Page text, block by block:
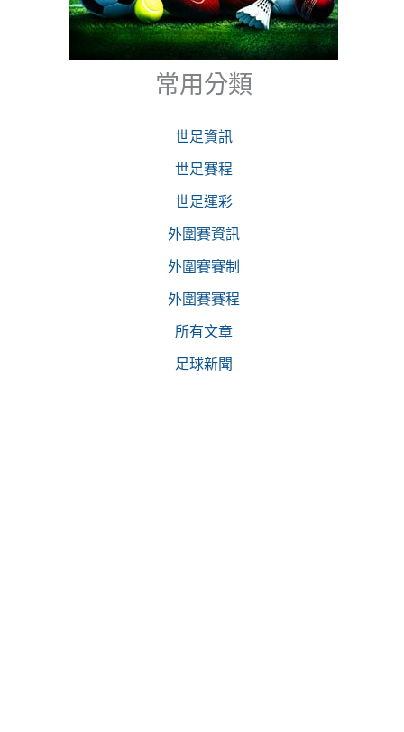
常用分類
世足資訊
世足賽程
世足運彩
外圍賽資訊
外圍賽賽制
外圍賽賽程
所有文章
足球新聞